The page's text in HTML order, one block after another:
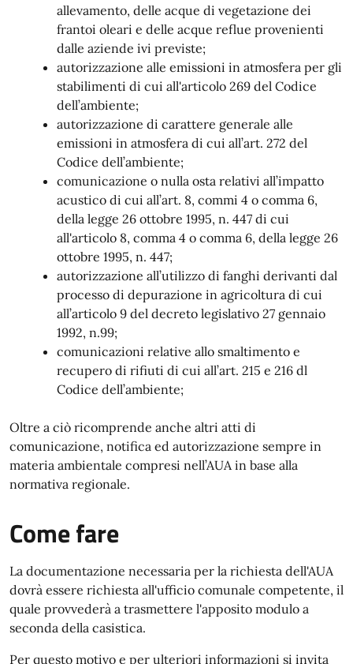
allevamento, delle acque di vegetazione dei
frantoi oleari e delle acque reflue provenienti
dalle aziende ivi previste;
autorizzazione alle emissioni in atmosfera per gli
stabilimenti di cui all'articolo 269 del Codice
dell’ambiente;
autorizzazione di carattere generale alle
emissioni in atmosfera di cui all’art. 272 del
Codice dell’ambiente;
comunicazione o nulla osta relativi all’impatto
acustico di cui all’art. 8, commi 4 o comma 6,
della legge 26 ottobre 1995, n. 447 di cui
all'articolo 8, comma 4 o comma 6, della legge 26
ottobre 1995, n. 447;
autorizzazione all’utilizzo di fanghi derivanti dal
processo di depurazione in agricoltura di cui
all’articolo 9 del decreto legislativo 27 gennaio
1992, n.99;
comunicazioni relative allo smaltimento e
recupero di rifiuti di cui all’art. 215 e 216 dl
Codice dell’ambiente;
Oltre a ciò ricomprende anche altri atti di
comunicazione, notifica ed autorizzazione sempre in
materia ambientale compresi nell’AUA in base alla
normativa regionale.
Come fare
La documentazione necessaria per la richiesta dell'AUA
dovrà essere richiesta all'ufficio comunale competente, il
quale provvederà a trasmettere l'apposito modulo a
seconda della casistica.
Per questo motivo e per ulteriori informazioni si invita